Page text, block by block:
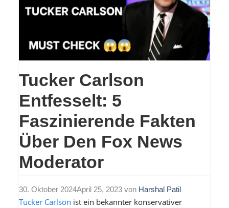
Tucker Carlson
Entfesselt: 5
Faszinierende Fakten
Über Den Fox News
Moderator
30. Oktober 2024April 25, 2023 von Harshal Patil
Tucker Carlson ist ein bekannter konservativer